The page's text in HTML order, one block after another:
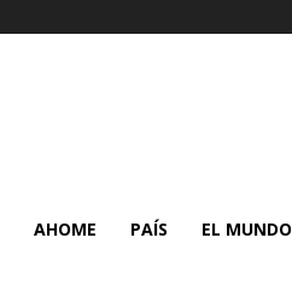
AHOME PAÍS EL MUNDO